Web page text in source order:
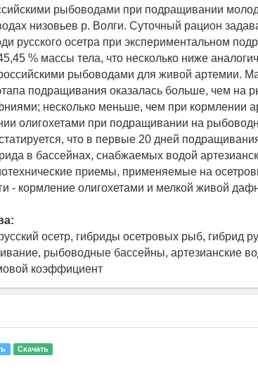
рыбоводами при подращивании
низовьев р. Волги. Суточный рацион
русского осетра при экспериментальном
% массы тела, что несколько ниже
рыбоводами для живой артемии.
подращивания оказалась больше, чем на
несколько меньше, чем при кормлении
олигохетами при подращивании на
что в первые 20 дней
в бассейнах, снабжаемых водой
приемы, применяемые на
- кормление олигохетами и мелкой живой
осетр, гибриды осетровых рыб, гибрид
рыбоводные бассейны, артезианские
коэффициент
Скачать